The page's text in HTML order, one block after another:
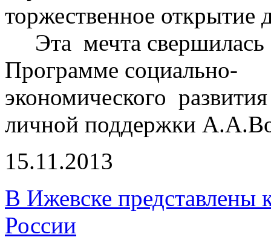
торжественное открытие
Эта мечта свершилась
Программе социально-
экономического
личной поддержки
15.11.2013
В Ижевске представлены
России